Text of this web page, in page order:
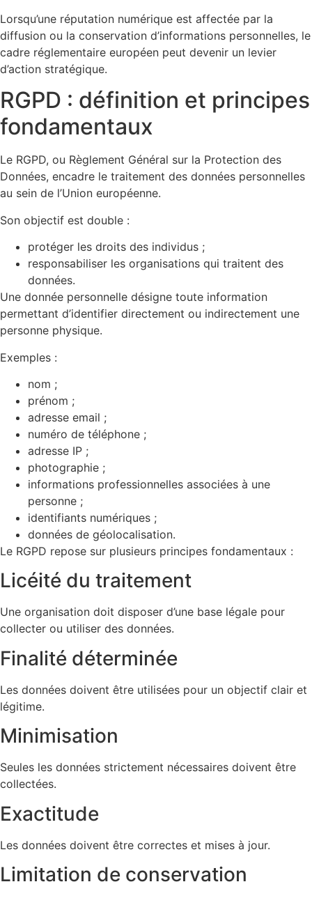
Lorsqu’une réputation numérique est affectée par la
diffusion ou la conservation d’informations personnelles, le
cadre réglementaire européen peut devenir un levier
d’action stratégique.
RGPD : définition et principes
fondamentaux
Le RGPD, ou Règlement Général sur la Protection des
Données, encadre le traitement des données personnelles
au sein de l’Union européenne.
Son objectif est double :
protéger les droits des individus ;
responsabiliser les organisations qui traitent des
données.
Une donnée personnelle désigne toute information
permettant d’identifier directement ou indirectement une
personne physique.
Exemples :
nom ;
prénom ;
adresse email ;
numéro de téléphone ;
adresse IP ;
photographie ;
informations professionnelles associées à une
personne ;
identifiants numériques ;
données de géolocalisation.
Le RGPD repose sur plusieurs principes fondamentaux :
Licéité du traitement
Une organisation doit disposer d’une base légale pour
collecter ou utiliser des données.
Finalité déterminée
Les données doivent être utilisées pour un objectif clair et
légitime.
Minimisation
Seules les données strictement nécessaires doivent être
collectées.
Exactitude
Les données doivent être correctes et mises à jour.
Limitation de conservation